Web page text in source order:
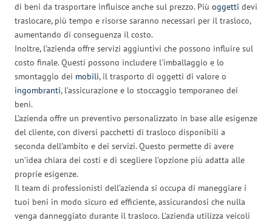
di beni da trasportare influisce anche sul prezzo. Più oggetti devi
traslocare, più tempo e risorse saranno necessari per il trasloco,
aumentando di conseguenza il costo.
Inoltre, l’azienda offre servizi aggiuntivi che possono influire sul
costo finale. Questi possono includere l’imballaggio e lo
smontaggio dei mobili, il trasporto di oggetti di valore o
ingombranti, l’assicurazione e lo stoccaggio temporaneo dei
beni.
L’azienda offre un preventivo personalizzato in base alle esigenze
del cliente, con diversi pacchetti di trasloco disponibili a
seconda dell’ambito e dei servizi. Questo permette di avere
un’idea chiara dei costi e di scegliere l’opzione più adatta alle
proprie esigenze.
Il team di professionisti dell’azienda si occupa di maneggiare i
tuoi beni in modo sicuro ed efficiente, assicurandosi che nulla
venga danneggiato durante il trasloco. L’azienda utilizza veicoli